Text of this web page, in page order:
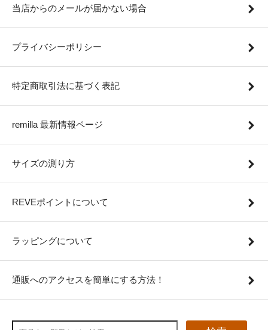
当店からのメールが届かない場合
プライバシーポリシー
特定商取引法に基づく表記
remilla 最新情報ページ
サイズの測り方
REVEポイントについて
ラッピングについて
通販へのアクセスを簡単にする方法！